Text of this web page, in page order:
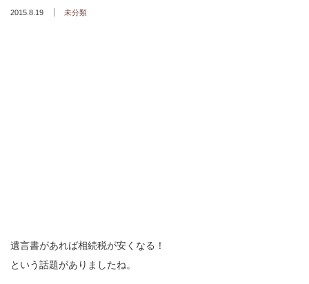
2015.8.19 未分類
遺言書があれば相続税が安くなる！
という話題がありましたね。